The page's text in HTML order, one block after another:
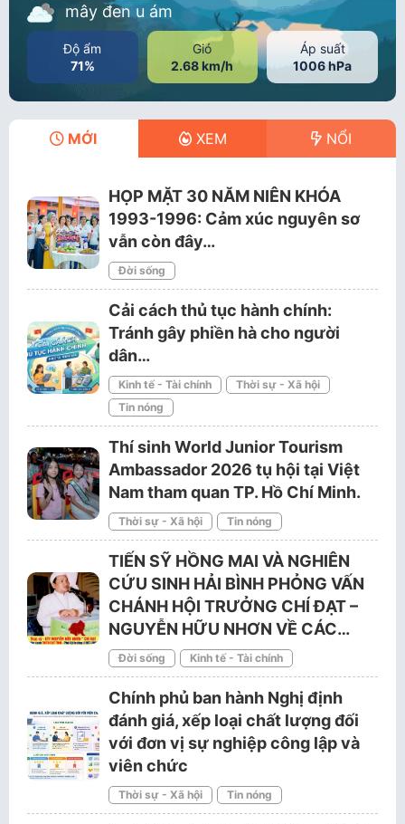
mây đen u ám
Độ ẩm
71%
Gió
2.68 km/h
Áp suất
1006 hPa
MỚI XEM NỔI
HỌP MẶT 30 NĂM NIÊN KHÓA
1993-1996: Cảm xúc nguyên sơ
vẫn còn đây…
Đời sống
Cải cách thủ tục hành chính:
Tránh gây phiền hà cho người
dân…
Kinh tế - Tài chính
Thời sự - Xã hội
Tin nóng
Thí sinh World Junior Tourism
Ambassador 2026 tụ hội tại Việt
Nam tham quan TP. Hồ Chí Minh.
Thời sự - Xã hội Tin nóng
TIẾN SỸ HỒNG MAI VÀ NGHIÊN
CỨU SINH HẢI BÌNH PHỎNG VẤN
CHÁNH HỘI TRƯỞNG CHÍ ĐẠT –
NGUYỄN HỮU NHƠN VỀ CÁC…
Đời sống Kinh tế - Tài chính
Chính phủ ban hành Nghị định
đánh giá, xếp loại chất lượng đối
với đơn vị sự nghiệp công lập và
viên chức
Thời sự - Xã hội Tin nóng